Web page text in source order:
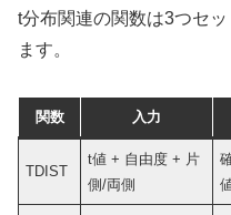
t分布関連の関数は3つセ
ます。
関数 入力
TDIST
t値 + 自由度 + 片
側/両側